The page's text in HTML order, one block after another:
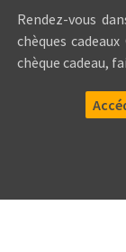
Rendez-vous
chèques
chèque cadeau,